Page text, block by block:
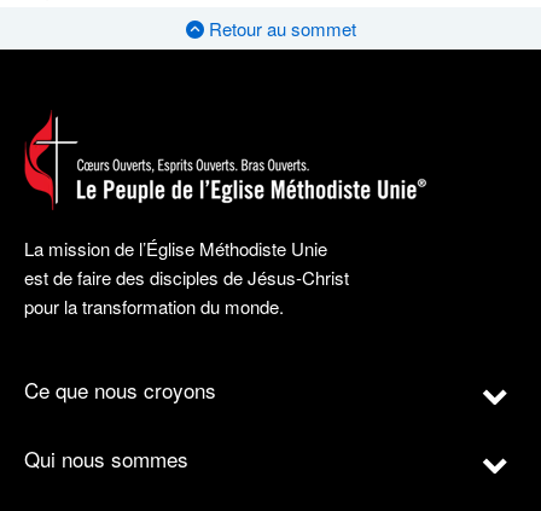
Retour au sommet
La mission de l’Église Méthodiste Unie
est de faire des disciples de Jésus-Christ
pour la transformation du monde.
Ce que nous croyons
Qui nous sommes